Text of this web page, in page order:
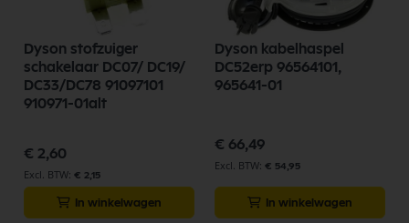
Dyson stofzuiger
schakelaar DC07/ DC19/
DC33/DC78 91097101
910971-01alt
€ 2,60
€ 2,15
In winkelwagen
Dyson kabelhaspel
DC52erp 96564101,
965641-01
€ 66,49
€ 54,95
In winkelwagen